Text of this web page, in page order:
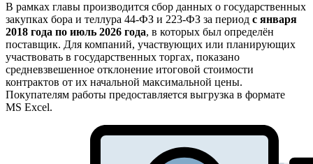
В рамках главы производится сбор данных о государственных
закупках бора и теллура 44-ФЗ и 223-ФЗ за период с января
2018 года по июль 2026 года, в которых был определён
поставщик. Для компаний, участвующих или планирующих
участвовать в государственных торгах, показано
средневзвешенное отклонение итоговой стоимости
контрактов от их начальной максимальной цены.
Покупателям работы предоставляется выгрузка в формате
MS Excel.